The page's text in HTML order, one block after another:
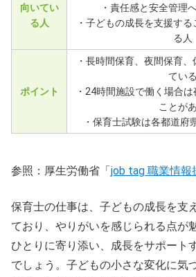
向いてい
る人
・責任感と安全管理
・子どもの成長を支援す
る人
ポイント
・長時間保育、夜間保育
ている
・24時間施設で働く場合
ことが
・保育士試験は各都道府
参照：厚生労働省「 job tag 職業情報
保育士の仕事は、子どもの成長を支
ており、やりがいを感じられる点が
ひとりに寄り添い、成長をサポート
でしょう。子どもの小さな変化に気